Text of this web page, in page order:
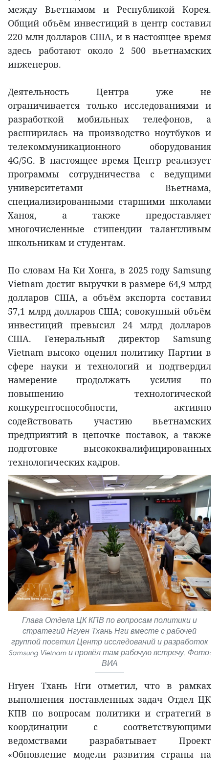
между Вьетнамом и Республикой Корея.
Общий объём инвестиций в центр составил
220 млн долларов США, и в настоящее время
здесь работают около 2 500 вьетнамских
инженеров.
Деятельность Центра уже не
ограничивается только исследованиями и
разработкой мобильных телефонов, а
расширилась на производство ноутбуков и
телекоммуникационного оборудования
4G/5G. В настоящее время Центр реализует
программы сотрудничества с ведущими
университетами Вьетнама,
специализированными старшими школами
Ханоя, а также предоставляет
многочисленные стипендии талантливым
школьникам и студентам.
По словам На Ки Хонга, в 2025 году Samsung
Vietnam достиг выручки в размере 64,9 млрд
долларов США, а объём экспорта составил
57,1 млрд долларов США; совокупный объём
инвестиций превысил 24 млрд долларов
США. Генеральный директор Samsung
Vietnam высоко оценил политику Партии в
сфере науки и технологий и подтвердил
намерение продолжать усилия по
повышению технологической
конкурентоспособности, активно
содействовать участию вьетнамских
предприятий в цепочке поставок, а также
подготовке высококвалифицированных
технологических кадров.
Глава Отдела ЦК КПВ по вопросам политики и
стратегий Нгуен Тхань Нги вместе с рабочей
группой посетил Центр исследований и разработок
Samsung Vietnam и провёл там рабочую встречу. Фото:
ВИА
Нгуен Тхань Нги отметил, что в рамках
выполнения поставленных задач Отдел ЦК
КПВ по вопросам политики и стратегий в
координации с соответствующими
ведомствами разрабатывает Проект
«Обновление модели развития страны на